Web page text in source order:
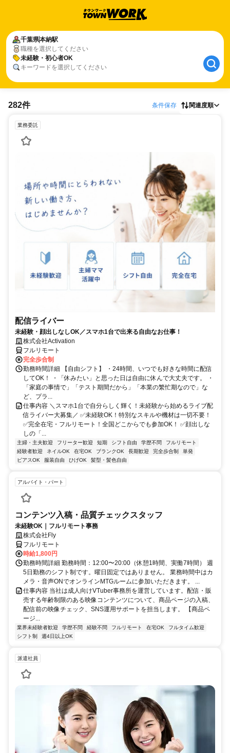
千葉県本納駅
職種を選択してください
未経験・初心者OK
キーワードを選択してください
282件 条件保存 関連度順
業務委託
配信ライバー
未経験・顔出しなしOK／スマホ1台で出来る自由なお仕事！
株式会社Activation
フルリモート
完全歩合制
勤務時間詳細 【自由シフト】 ・24時間、いつでも好きな時間に配信
してOK！ ・「休みたい」と思った日は自由に休んで大丈夫です。 ・
「家庭の事情で」「テスト期間だから」「本業の繁忙期なので」な
ど、プラ...
仕事内容 ＼スマホ1台で自分らしく輝く！未経験から始めるライブ配
信ライバー大募集／ ✅未経験OK！特別なスキルや機材は一切不要！
✅完全在宅・フルリモート！全国どこからでも参加OK！ ✅顔出しな
しの「...
主婦・主夫歓迎 フリーター歓迎 短期 シフト自由 学歴不問
フルリモート
経験者歓迎
ネイルOK 在宅OK ブランクOK 長期歓迎 完全歩合制
単発
ピアスOK
服装自由 ひげOK 髪型・髪色自由
アルバイト・パート
コンテンツ入稿・品質チェックスタッフ
未経験OK｜フルリモート事務
株式会社Fly
フルリモート
時給1,800円
勤務時間詳細 勤務時間：12:00〜20:00（休憩1時間、実働7時間） 週
5日勤務のシフト制です。曜日固定ではありません。 業務時間中はカ
メラ・音声ONでオンラインMTGルームに参加いただきます。 ...
仕事内容 当社は成人向けVTuber事務所を運営しています。配信・販
売する年齢制限のある映像コンテンツについて、商品ページの入稿、
配信前の映像チェック、SNS運用サポートを担当します。 【商品ペ
ージ...
業界未経験者歓迎 学歴不問 経験不問 フルリモート 在宅OK
フルタイム歓迎
シフト制
週4日以上OK
派遣社員